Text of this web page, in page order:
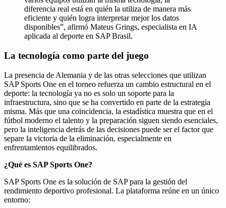
diferencia real está en quién la utiliza de manera más
eficiente y quién logra interpretar mejor los datos
disponibles”, afirmó Mateus Grings, especialista en IA
aplicada al deporte en SAP Brasil.
La tecnología como parte del juego
La presencia de Alemania y de las otras selecciones que utilizan
SAP Sports One en el torneo refuerza un cambio estructural en el
deporte: la tecnología ya no es solo un soporte para la
infraestructura, sino que se ha convertido en parte de la estrategia
misma. Más que una coincidencia, la estadística muestra que en el
fútbol moderno el talento y la preparación siguen siendo esenciales,
pero la inteligencia detrás de las decisiones puede ser el factor que
separe la victoria de la eliminación, especialmente en
enfrentamientos equilibrados.
¿Qué es SAP Sports One?
SAP Sports One es la solución de SAP para la gestión del
rendimiento deportivo profesional. La plataforma reúne en un único
entorno: